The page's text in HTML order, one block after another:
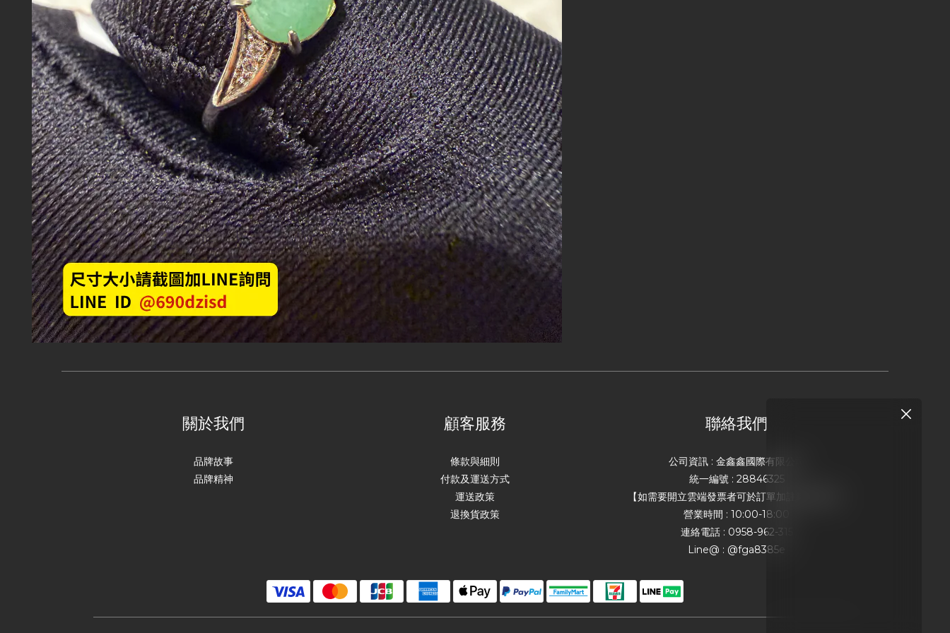
關於我們
品牌故事
品牌精神
顧客服務
條款與細則
付款及運送方式
運送政策
退換貨政策
聯絡我們
公司資訊 : 金鑫鑫國際有限公司
統一編號 : 28846325
【如需要開立雲端發票者可於訂單加註載具號碼】
營業時間 : 10:00-18:00
連絡電話 : 0958-962-315
Line@ : @fga8385e